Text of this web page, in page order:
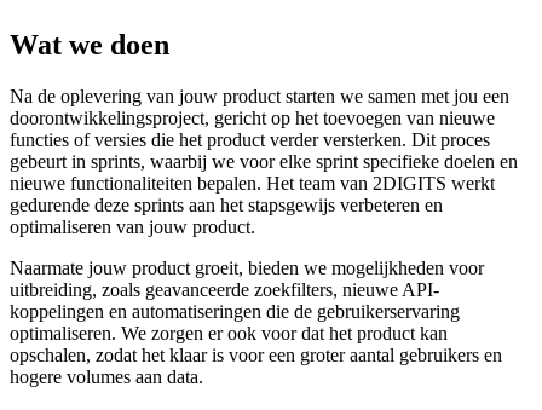
Wat we doen
Na de oplevering van jouw product starten we samen met jou een
doorontwikkelingsproject, gericht op het toevoegen van nieuwe
functies of versies die het product verder versterken. Dit proces
gebeurt in sprints, waarbij we voor elke sprint specifieke doelen en
nieuwe functionaliteiten bepalen. Het team van 2DIGITS werkt
gedurende deze sprints aan het stapsgewijs verbeteren en
optimaliseren van jouw product.
Naarmate jouw product groeit, bieden we mogelijkheden voor
uitbreiding, zoals geavanceerde zoekfilters, nieuwe API-
koppelingen en automatiseringen die de gebruikerservaring
optimaliseren. We zorgen er ook voor dat het product kan
opschalen, zodat het klaar is voor een groter aantal gebruikers en
hogere volumes aan data.